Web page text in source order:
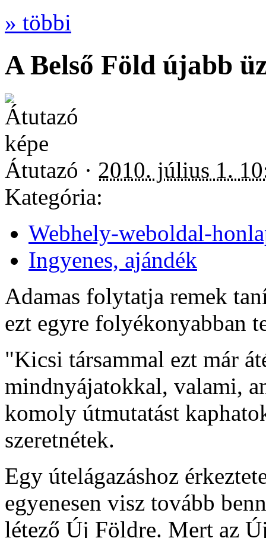
» többi
A Belső Föld újabb
Átutazó · 2010. július 1.
Kategória:
Webhely-weboldal-
Ingyenes, ajándék
Adamas folytatja remek
ezt egyre folyékonyabban
"Kicsi társammal ezt már
mindnyájatokkal, valami,
komoly útmutatást
szeretnétek.
Egy útelágazáshoz
egyenesen visz tovább
létező Új Földre. Mert az